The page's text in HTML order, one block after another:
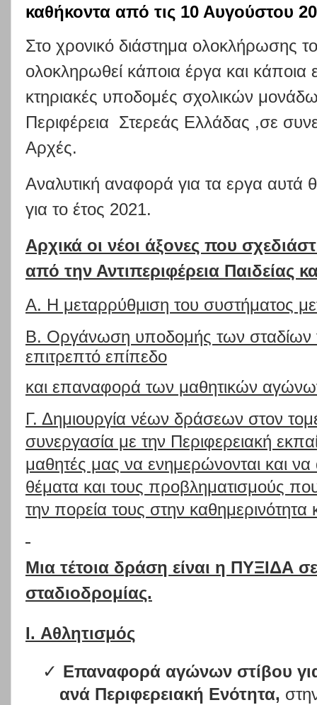
καθήκοντα από τις 10 Αυγούστου
Στο χρονικό διάστημα ολοκλήρωσης
ολοκληρωθεί κάποια έργα και κάποια
κτηριακές υποδομές σχολικών
Περιφέρεια Στερεάς Ελλάδας ,σε
Αρχές.
Αναλυτική αναφορά για τα εργα αυτά
για το έτος 2021.
Αρχικά οι νέοι άξονες που
από την Αντιπεριφέρεια Παιδείας
Α. Η μεταρρύθμιση του συστήματος
Β. Οργάνωση υποδομής των σταδίων
επιτρεπτό επίπεδο
και επαναφορά των μαθητικών
Γ. Δημιουργία νέων δράσεων στον
συνεργασία με την Περιφερειακή
μαθητές μας να ενημερώνονται και
θέματα και τους προβληματισμούς
την πορεία τους στην καθημερινότητα
Μια τέτοια δράση είναι η ΠΥΞΙΔΑ
σταδιοδρομίας.
I. Αθλητισμός
✓ Επαναφορά αγώνων στίβου
ανά Περιφερειακή Ενότητα,